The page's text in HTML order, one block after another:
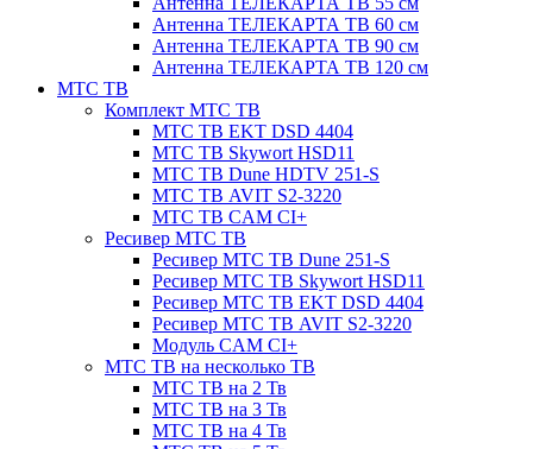
Антенна ТЕЛЕКАРТА ТВ 60 см
Антенна ТЕЛЕКАРТА ТВ 90 см
Антенна ТЕЛЕКАРТА ТВ 120 см
МТС ТВ
Комплект МТС ТВ
МТС ТВ EKT DSD 4404
МТС ТВ Skywort HSD11
МТС ТВ Dune HDTV 251-S
МТС ТВ AVIT S2-3220
МТС ТВ CAM CI+
Ресивер МТС ТВ
Ресивер МТС ТВ Dune 251-S
Ресивер МТС ТВ Skywort HSD11
Ресивер МТС ТВ EKT DSD 4404
Ресивер МТС ТВ AVIT S2-3220
Модуль CAM CI+
МТС ТВ на несколько ТВ
МТС ТВ на 2 Тв
МТС ТВ на 3 Тв
МТС ТВ на 4 Тв